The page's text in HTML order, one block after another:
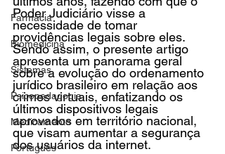
Farmácia
Biomedicina
Sistemas
Psicopedagogia
Medicamento
Português
Poder Judiciário visse a
necessidade de tomar
providências legais sobre eles.
Sendo assim, o presente artigo
apresenta um panorama geral
sobre a evolução do ordenamento
jurídico brasileiro em relação aos
crimes virtuais, enfatizando os
últimos dispositivos legais
aprovados em território nacional,
que visam aumentar a segurança
dos usuários da internet.